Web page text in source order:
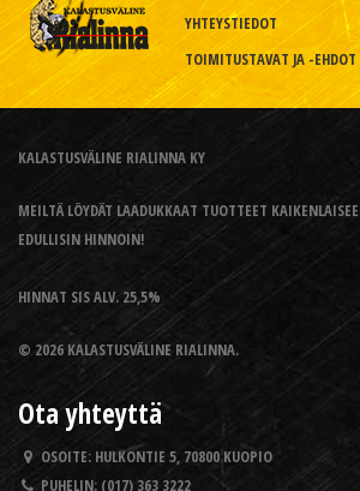
YHTEYSTIEDOT
TOIMITUSTAVAT JA -EHDOT
KALASTUSVÄLINE RIALINNA KY
MEILTÄ LÖYDÄT LAADUKKAAT TUOTTEET
EDULLISIN HINNOIN!
HINNAT SIS ALV. 25,5%
© 2026 KALASTUSVÄLINE RIALINNA.
Ota yhteyttä
OSOITE: HULKONTIE 5, 70800 KUOPIO
PUHELIN: (017) 363 3222